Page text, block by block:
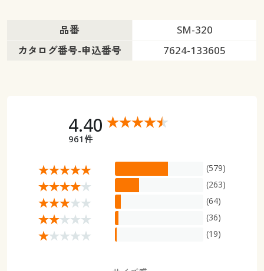
品番
SM-320
カタログ番号-申込番号
7624-133605
4.40
961件
(579)
(263)
(64)
(36)
(19)